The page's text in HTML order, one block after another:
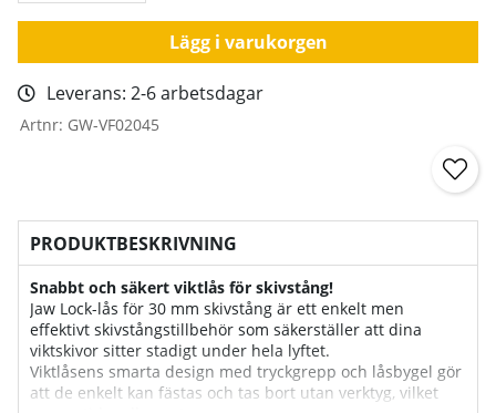
Lägg i varukorgen
Leverans: 2-6 arbetsdagar
Artnr: GW-VF02045
PRODUKTBESKRIVNING
Snabbt och säkert viktlås för skivstång!
Jaw Lock-lås för 30 mm skivstång är ett enkelt men
effektivt skivstångstillbehör som säkerställer att dina
viktskivor sitter stadigt under hela lyftet.
Viktlåsens smarta design med tryckgrepp och låsbygel gör
att de enkelt kan fästas och tas bort utan verktyg, vilket